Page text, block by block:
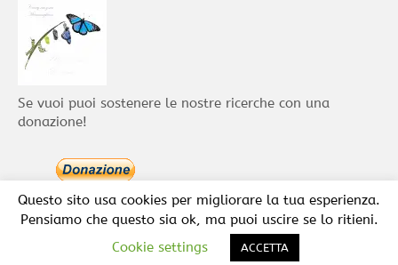
Se vuoi puoi sostenere le nostre ricerche con una
donazione!
© 2026 Studi e Corsi relazione Uomo Cane
Questo sito usa cookies per migliorare la tua esperienza.
Pensiamo che questo sia ok, ma puoi uscire se lo ritieni.
Cookie settings
ACCETTA